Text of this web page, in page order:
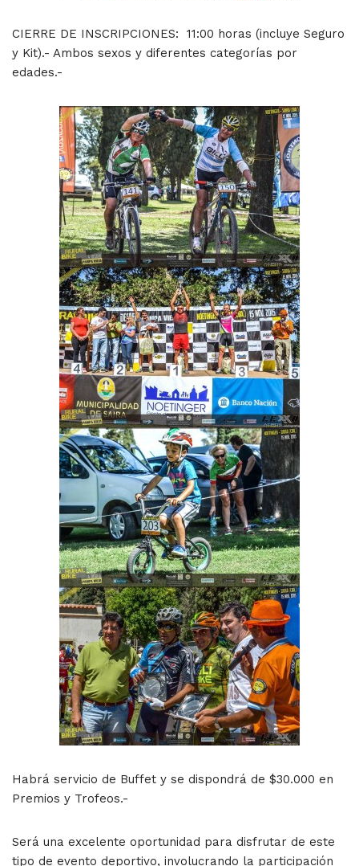
CIERRE DE INSCRIPCIONES: 11:00 horas (incluye Seguro
y Kit).- Ambos sexos y diferentes categorías por
edades.-
Habrá servicio de Buffet y se dispondrá de $30.000 en
Premios y Trofeos.-
Será una excelente oportunidad para disfrutar de este
tipo de evento deportivo, involucrando la participación